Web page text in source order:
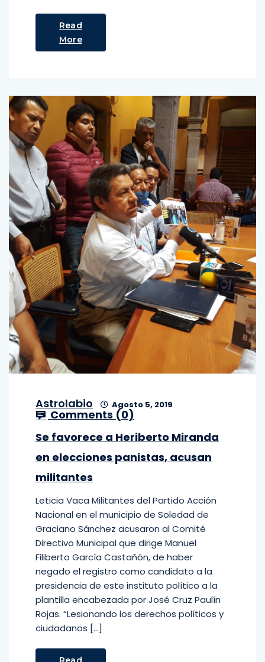
Read
More
Astrolabio Agosto 5, 2019
Comments (0)
Se favorece a Heriberto Miranda
en elecciones panistas, acusan
militantes
Leticia Vaca Militantes del Partido Acción
Nacional en el municipio de Soledad de
Graciano Sánchez acusaron al Comité
Directivo Municipal que dirige Manuel
Filiberto García Castañón, de haber
negado el registro como candidato a la
presidencia de este instituto político a la
plantilla encabezada por José Cruz Paulín
Rojas. “Lesionando los derechos políticos y
ciudadanos […]